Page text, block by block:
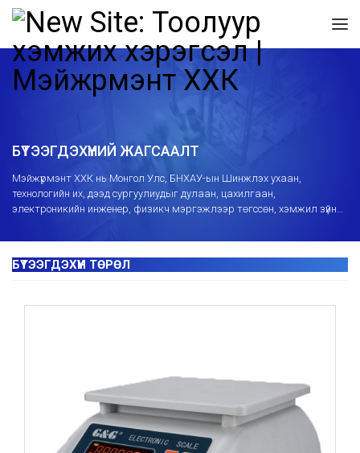
БҮТЭЭГДЭХҮҮНИЙ ЖАГСААЛТ
Mэйжүрмэнт ХХК нь Монгол Улс, БНХАУ-ын Шинжлэх ухаан,
технологийн их, дээд сургуулиудыг дулаан, цахилгаан,
электроникийн инженер, физикч мэргэжлээр төгссөн, хэмжил зүйн
бөгөөд хэмжих хэрэгслийн ашиглалт, суурилуулалт, засвартай
холбоотой сургалт, зөвлөгөө өгч засвар үйлчилгээний төвөөр
дамжуулж борлуулалтын дараах үйлчилгээг мэргэжлийн өндөр